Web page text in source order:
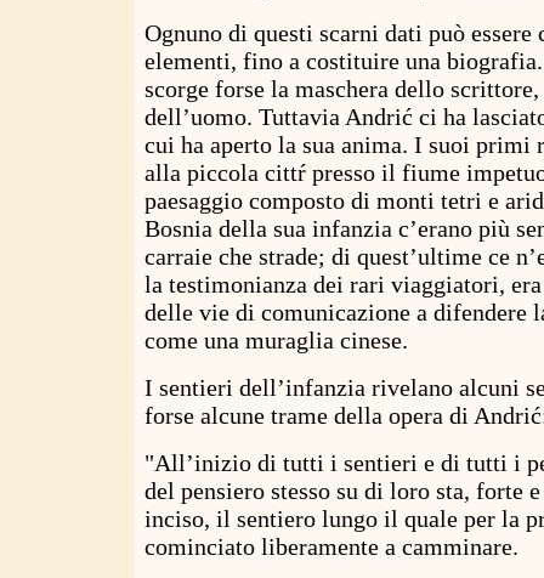
Ognuno di questi scarni dati può
elementi, fino a costituire una
scorge forse la maschera dello
dell’uomo. Tuttavia Andrić ci ha
cui ha aperto la sua anima. I suoi primi
alla piccola cittŕ presso il fiume
paesaggio composto di monti tetri e
Bosnia della sua infanzia c’erano più
carraie che strade; di quest’ultime ce
la testimonianza dei rari viaggiatori,
delle vie di comunicazione a difendere
come una muraglia cinese.
I sentieri dell’infanzia rivelano alcuni
forse alcune trame della opera di
"All’inizio di tutti i sentieri e di tutti i
del pensiero stesso su di loro sta, forte
inciso, il sentiero lungo il quale per la
cominciato liberamente a camminare.